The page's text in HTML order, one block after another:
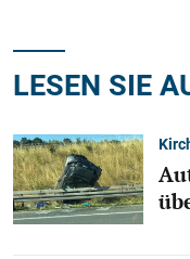
LESEN SIE